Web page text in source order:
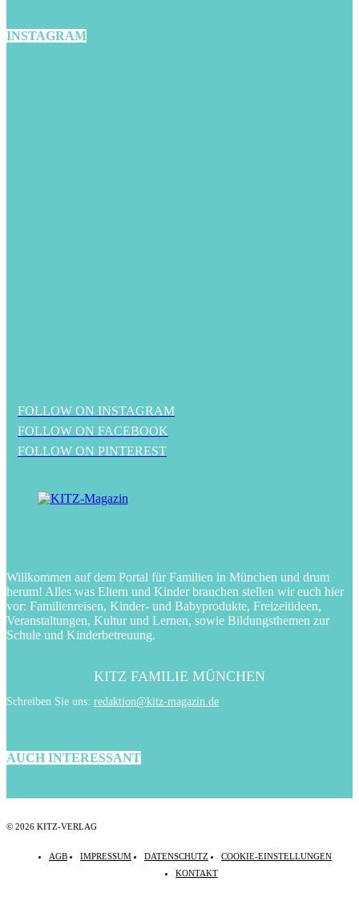
INSTAGRAM
FOLLOW ON INSTAGRAM
FOLLOW ON FACEBOOK
FOLLOW ON PINTEREST
Willkommen auf dem Portal für Familien in München und drum
herum! Alles was Eltern und Kinder brauchen stellen wir euch hier
vor: Familienreisen, Kinder- und Babyprodukte, Freizeitideen,
Veranstaltungen, Kultur und Lernen, sowie Bildungsthemen zur
Schule und Kinderbetreuung.
KITZ FAMILIE MÜNCHEN
Schreiben Sie uns: redaktion@kitz-magazin.de
AUCH INTERESSANT
© 2026 KITZ-VERLAG
AGB IMPRESSUM DATENSCHUTZ
COOKIE-EINSTELLUNGEN
KONTAKT